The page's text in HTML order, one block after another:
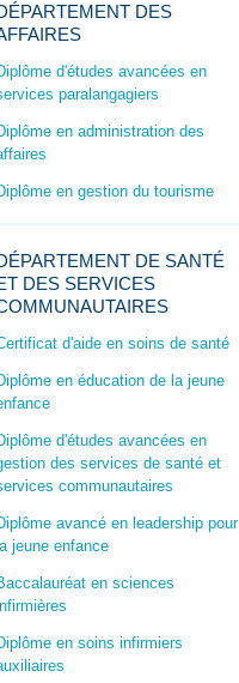
DES
d'études avancées en
paralangagiers
en administration des
en gestion du tourisme
DE SANTÉ
DES SERVICES
d'aide en soins de santé
en éducation de la jeune
d'études avancées en
des services de santé et
communautaires
avancé en leadership pour
la jeune enfance
en sciences
en soins infirmiers